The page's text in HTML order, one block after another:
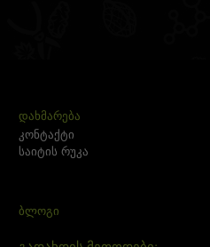
ᲓᲐᲮᲛᲐᲠᲔᲑᲐ
კონტაქტი
საიტის რუკა
ᲑᲚᲝᲒᲘ